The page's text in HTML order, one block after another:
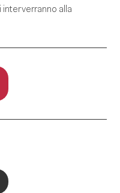
interverranno alla